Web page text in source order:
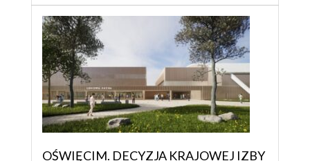
OŚWIĘCIM. DECYZJA KRAJOWEJ IZBY